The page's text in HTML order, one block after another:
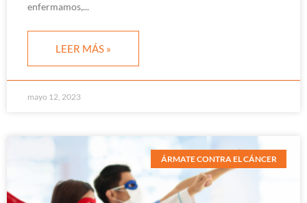
enfermamos,
LEER MÁS »
mayo 12, 2023
ÁRMATE CONTRA EL CÁNCER